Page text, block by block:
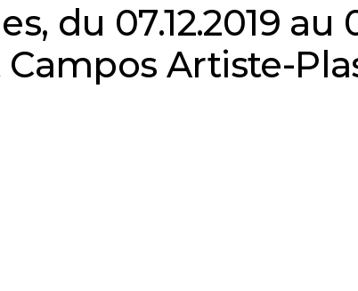
du 07.12.2019 au
Artiste-